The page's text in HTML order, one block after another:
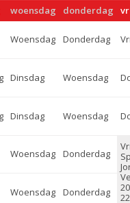
woensdag donderdag